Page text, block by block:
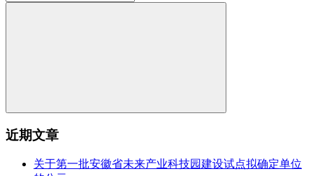
近期文章
关于第一批安徽省未来产业科技园建设试点拟确定单位